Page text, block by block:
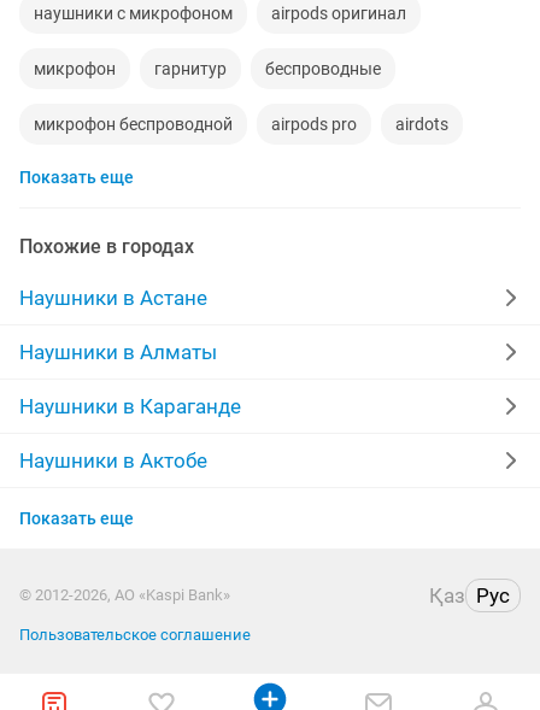
наушники с микрофоном airpods оригинал
микрофон гарнитур беспроводные
микрофон беспроводной airpods pro airdots
игровые наушники
samsung наушники
xiaomi redmi buds
микрофон наушник airpods 1
качество наушники оригинал
беспроводные наушники samsung
Показать еще
Похожие в городах
Наушники в Астане
Наушники в Алматы
Наушники в Караганде
Наушники в Актобе
Наушники в Актау
Наушники в Таразе
Показать еще
© 2012-2026, АО «Kaspi Bank» Қаз Рус
Пользовательское соглашение